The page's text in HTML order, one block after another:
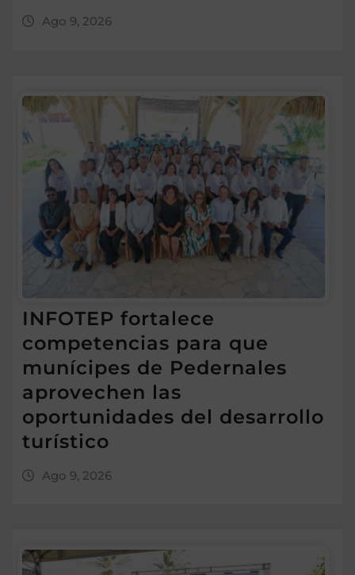
Ago 9, 2026
INFOTEP fortalece
competencias para que
munícipes de Pedernales
aprovechen las
oportunidades del desarrollo
turístico
Ago 9, 2026